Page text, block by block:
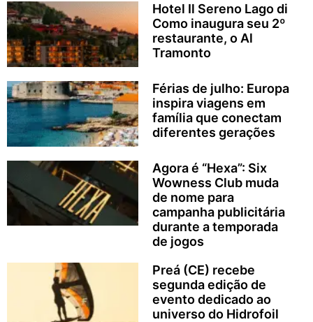
Hotel Il Sereno Lago di
Como inaugura seu 2º
restaurante, o Al
Tramonto
Férias de julho: Europa
inspira viagens em
família que conectam
diferentes gerações
Agora é “Hexa”: Six
Wowness Club muda
de nome para
campanha publicitária
durante a temporada
de jogos
Preá (CE) recebe
segunda edição de
evento dedicado ao
universo do Hidrofoil